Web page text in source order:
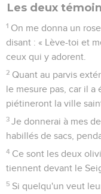
Les deux
1 On me donna un
disant : « Lève-toi et
ceux qui y adorent.
2 Quant au parvis
le mesure pas, car il
piétineront la ville
3 Je donnerai à mes
habillés de sacs,
4 Ce sont les deux
tiennent devant le
5 Si quelqu'un veut